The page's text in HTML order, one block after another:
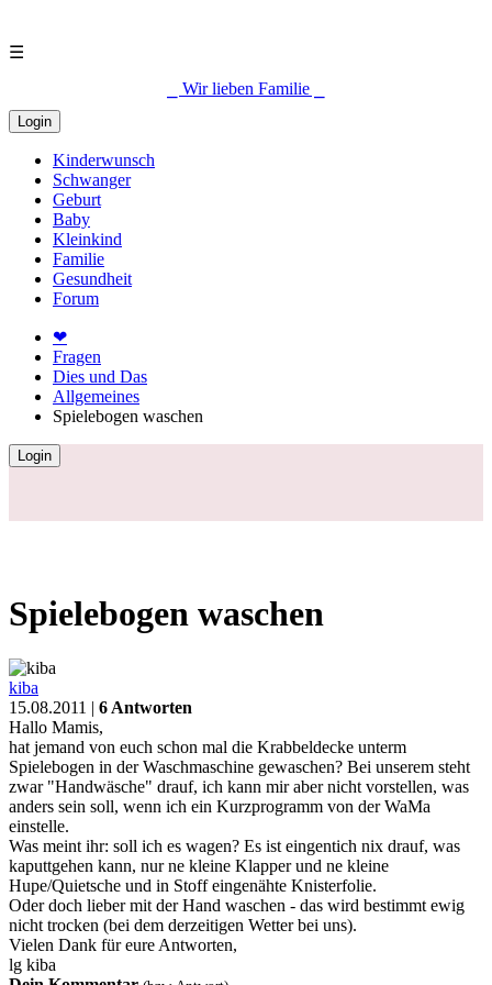
☰
⎯ Wir lieben Familie ⎯
Login
Kinderwunsch
Schwanger
Geburt
Baby
Kleinkind
Familie
Gesundheit
Forum
❤
Fragen
Dies und Das
Allgemeines
Spielebogen waschen
Login
Spielebogen waschen
kiba
15.08.2011 | 6 Antworten